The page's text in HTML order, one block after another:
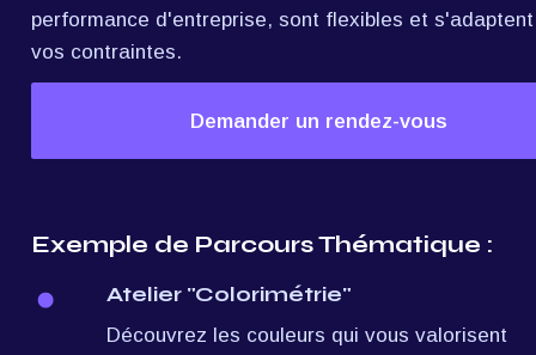
performance d'entreprise, sont flexibles et
vos contraintes.
Demander un rendez-vous
Exemple de Parcours Thématique :
Atelier "Colorimétrie"
Découvrez les couleurs qui vous valorisent